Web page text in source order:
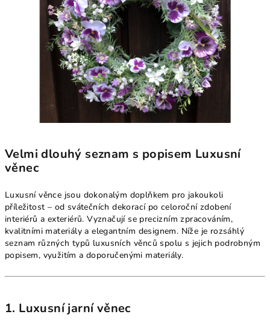
Velmi dlouhý seznam s popisem Luxusní
věnec
Luxusní věnce jsou dokonalým doplňkem pro jakoukoli
příležitost – od svátečních dekorací po celoroční zdobení
interiérů a exteriérů. Vyznačují se precizním zpracováním,
kvalitními materiály a elegantním designem. Níže je rozsáhlý
seznam různých typů luxusních věnců spolu s jejich podrobným
popisem, využitím a doporučenými materiály.
1. Luxusní jarní věnec